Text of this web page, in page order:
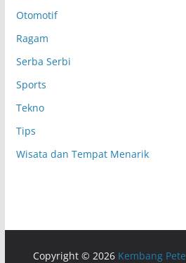
Otomotif
Ragam
Serba Serbi
Sports
Tekno
Tips
Wisata dan Tempat Menarik
Copyright © 2026 Kembang Pete